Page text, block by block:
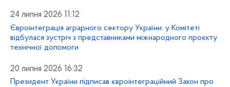
24 липня 2026 11:12
Євроінтеграція аграрного сектору України: у Комітеті
відбулася зустріч з представниками міжнародного проєкту
технічної допомоги
20 липня 2026 16:32
Президент України підписав євроінтеграційний Закон про